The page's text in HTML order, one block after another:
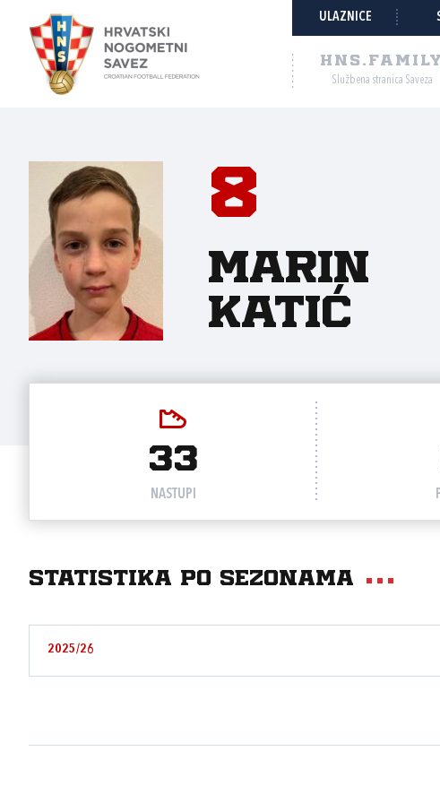
ULAZNICE
HNS.FAMILY
Službena stranica Saveza
8
Marin
Katić
33
NASTUPI
Statistika po sezonama
2025/26